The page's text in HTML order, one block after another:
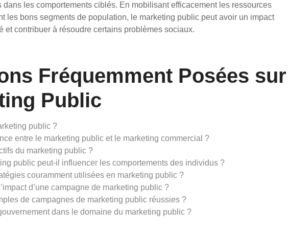
dans les comportements ciblés. En mobilisant efficacement les ressources
les bons segments de population, le marketing public peut avoir un impact
et contribuer à résoudre certains problèmes sociaux.
Fréquemment Posées sur
Public
public ?
entre le marketing public et le marketing commercial ?
du marketing public ?
public peut-il influencer les comportements des individus ?
couramment utilisées en marketing public ?
d’une campagne de marketing public ?
de campagnes de marketing public réussies ?
dans le domaine du marketing public ?